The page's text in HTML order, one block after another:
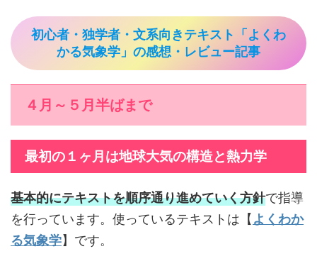
初心者・独学者・文系向きテキスト「よくわ
かる気象学」の感想・レビュー記事
４月～５月半ばまで
最初の１ヶ月は地球大気の構造と熱力学
基本的にテキストを順序通り進めていく方針で指導
を行っています。使っているテキストは【 よくわか
る気象学】です。